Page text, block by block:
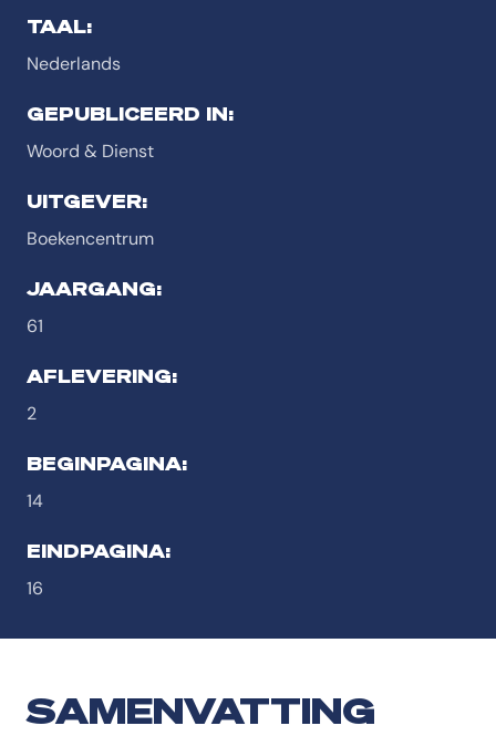
TAAL:
Nederlands
GEPUBLICEERD IN:
Woord & Dienst
UITGEVER:
Boekencentrum
JAARGANG:
61
AFLEVERING:
2
BEGINPAGINA:
14
EINDPAGINA:
16
SAMENVATTING